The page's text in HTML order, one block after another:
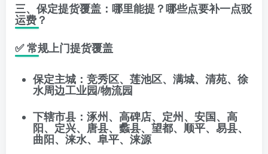
三、保定提货覆盖：哪里能提？哪些点要补一点驳
运费？
✅ 常规上门提货覆盖
保定主城 ：竞秀区、莲池区、满城、清苑、徐
水周边工业园/物流园
下辖市县 ：涿州、高碑店、定州、安国、高
阳、定兴、唐县、蠡县、望都、顺平、易县、
曲阳、涞水、阜平、涞源